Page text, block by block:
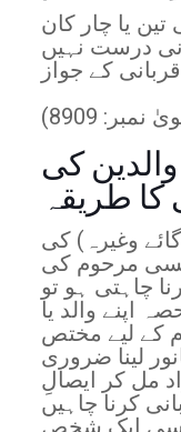
یا چار کان
درست نہیں
کے جواز
ہے۔
نمبر: 8909)
کی
طریقہ
گائے وغیرہ) کی
کسی مرحوم کی
چاہتی ہو تو
اپنے والد یا
کے لیے مختص
لینا ضروری
مل کر ایصالِ
کرنا چاہیں
کسی ایک شخص